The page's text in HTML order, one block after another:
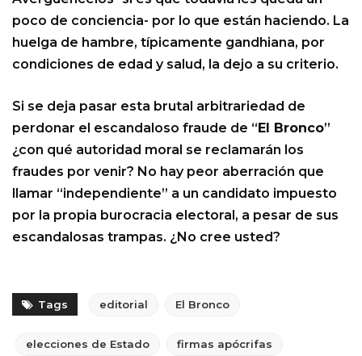
poco de conciencia- por lo que están haciendo. La
huelga de hambre, típicamente gandhiana, por
condiciones de edad y salud, la dejo a su criterio.
Si se deja pasar esta brutal arbitrariedad de
perdonar el escandaloso fraude de “ El Bronco”
¿con qué autoridad moral se reclamarán los
fraudes por venir? No hay peor aberración que
llamar “independiente” a un candidato impuesto
por la propia burocracia electoral, a pesar de sus
escandalosas trampas. ¿No cree usted?
Tags editorial El Bronco
elecciones de Estado firmas apócrifas